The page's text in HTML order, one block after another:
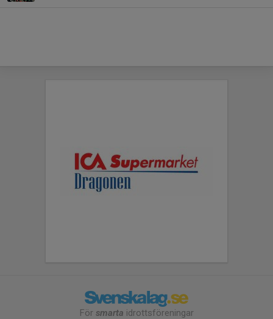
För smarta idrottsföreningar